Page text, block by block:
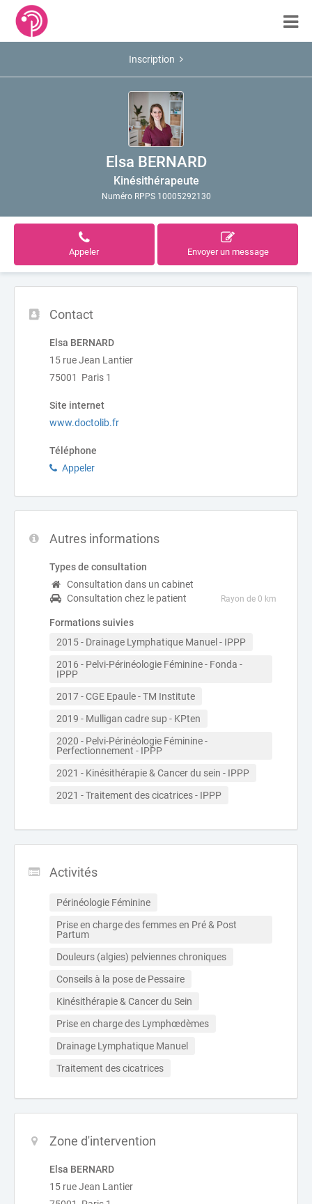
Inscription
Elsa BERNARD
Kinésithérapeute
Numéro RPPS 10005292130
Appeler Envoyer un message
Contact
Elsa BERNARD
15 rue Jean Lantier
75001 Paris 1
Site internet
www.doctolib.fr
Téléphone
Appeler
Autres informations
Types de consultation
Consultation dans un cabinet
Consultation chez le patient
Rayon de 0 km
Formations suivies
2015 - Drainage Lymphatique Manuel - IPPP
2016 - Pelvi-Périnéologie Féminine - Fonda -
IPPP
2017 - CGE Epaule - TM Institute
2019 - Mulligan cadre sup - KPten
2020 - Pelvi-Périnéologie Féminine -
Perfectionnement - IPPP
2021 - Kinésithérapie & Cancer du sein - IPPP
2021 - Traitement des cicatrices - IPPP
Activités
Périnéologie Féminine
Prise en charge des femmes en Pré & Post
Partum
Douleurs (algies) pelviennes chroniques
Conseils à la pose de Pessaire
Kinésithérapie & Cancer du Sein
Prise en charge des Lymphœdèmes
Drainage Lymphatique Manuel
Traitement des cicatrices
Zone d'intervention
Elsa BERNARD
15 rue Jean Lantier